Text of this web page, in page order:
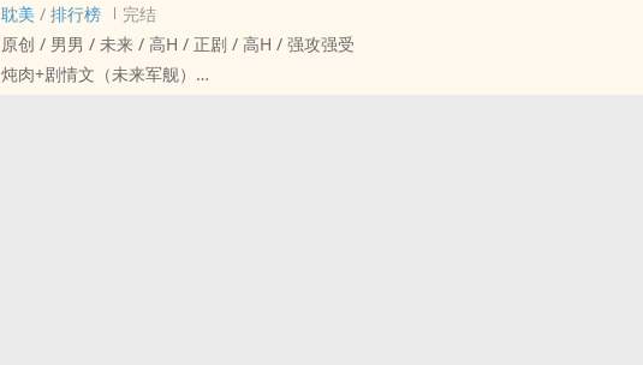
耽美 / 排行榜
完结
原创 / 男男 / 未来 / ‍‎高‍‎‌H‎‍‌ / 正剧 / ‍‎高‍‎‌H‎‍‌ / 强攻强受
炖肉+剧情文（未来军舰）